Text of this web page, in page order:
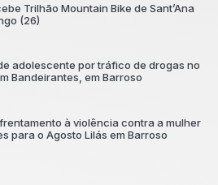
Trilhão Mountain Bike de Sant’Ana
(26)
adolescente por tráfico de drogas no
Bandeirantes, em Barroso
à violência contra a mulher
para o Agosto Lilás em Barroso